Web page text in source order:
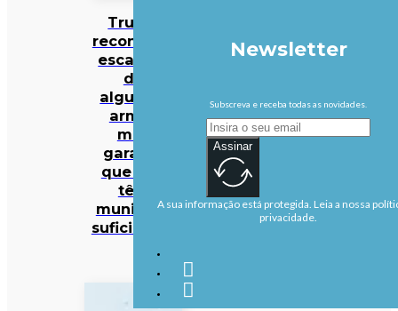
Trump
reconhece
escassez
de
algumas
armas
mas
garante
que EUA
têm
munições
suficientes
Newsletter
Subscreva e receba todas as novidades.
Assinar
A sua informação está protegida. Leia a nossa
privacidade.